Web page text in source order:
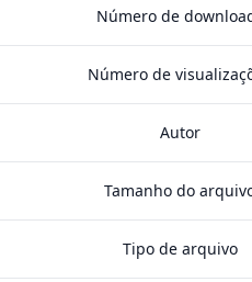
Número de
Número de
Autor
Tamanho do
Tipo de arquivo